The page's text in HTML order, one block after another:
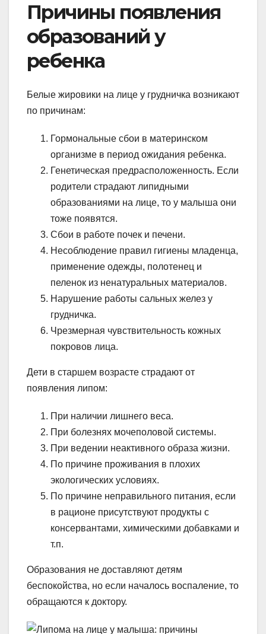
Причины появления
образований у
ребенка
Белые жировики на лице у грудничка возникают
по причинам:
Гормональные сбои в материнском
организме в период ожидания ребенка.
Генетическая предрасположенность. Если
родители страдают липидными
образованиями на лице, то у малыша они
тоже появятся.
Сбои в работе почек и печени.
Несоблюдение правил гигиены младенца,
применение одежды, полотенец и
пеленок из ненатуральных материалов.
Нарушение работы сальных желез у
грудничка.
Чрезмерная чувствительность кожных
покровов лица.
Дети в старшем возрасте страдают от
появления липом:
При наличии лишнего веса.
При болезнях мочеполовой системы.
При ведении неактивного образа жизни.
По причине проживания в плохих
экологических условиях.
По причине неправильного питания, если
в рационе присутствуют продукты с
консервантами, химическими добавками и
т.п.
Образования не доставляют детям
беспокойства, но если началось воспаление, то
обращаются к доктору.